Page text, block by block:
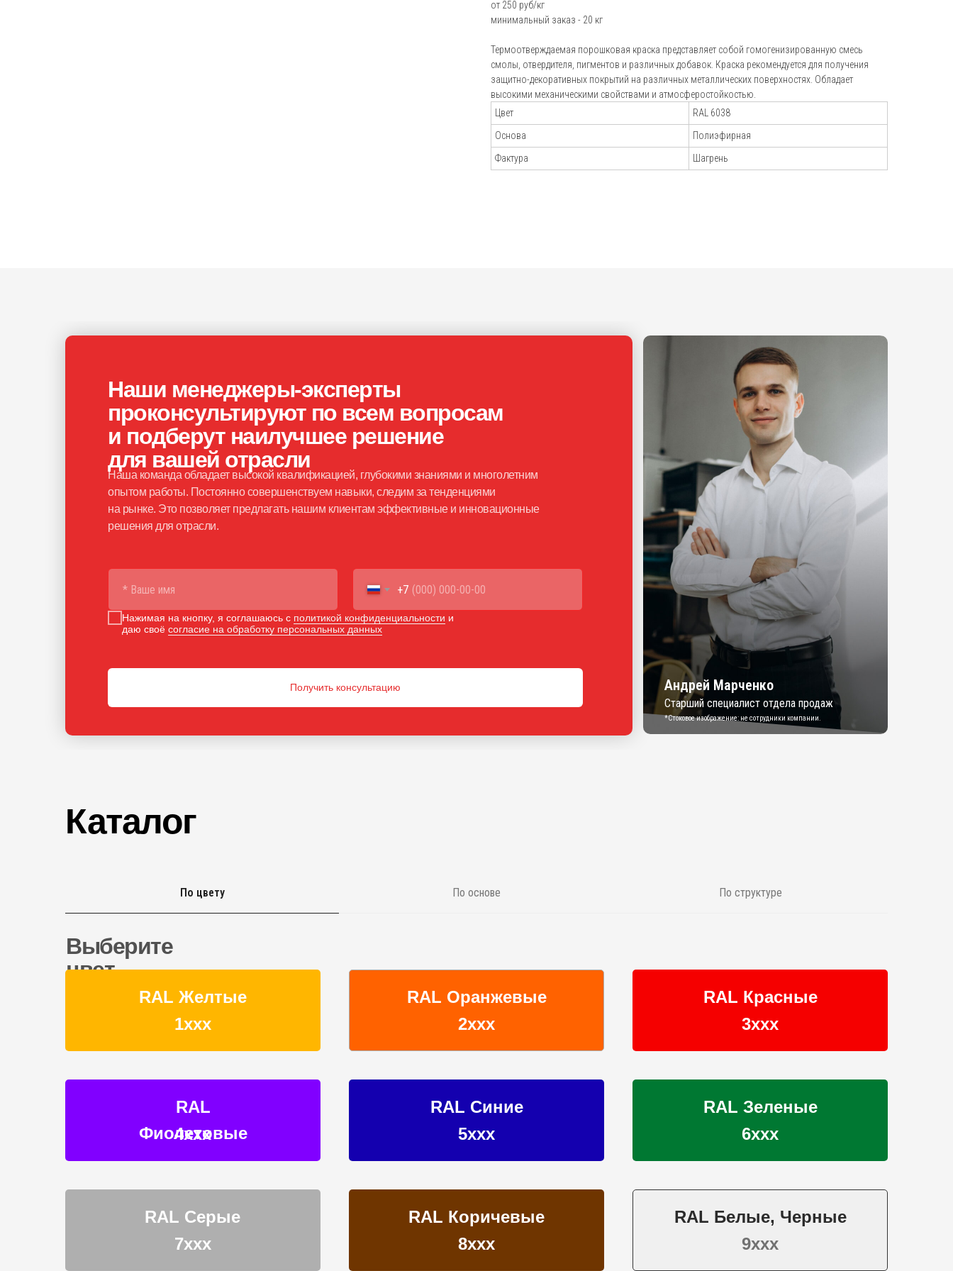
hello@profdek.ru
г. Ярославль, ул. Полушкина роща, д.
16с34
Блог
Подбор
порошковой
краски
Калькулятор
Отзывы
Установки порошковой окраски Electron
от 250 руб/кг
минимальный заказ - 20 кг
Термоотверждаемая порошковая краска представляет собой гомогенизированную смесь
смолы, отвердителя, пигментов и различных добавок. Краска рекомендуется для получения
защитно-декоративных покрытий на различных металлических поверхностях. Обладает
высокими механическими свойствами и атмосферостойкостью.
Цвет
RAL 6038
Основа
Полиэфирная
Фактура
Шагрень
Андрей Марченко
Старший специалист отдела продаж
Наши менеджеры-эксперты
проконсультируют по всем вопросам
и подберут наилучшее решение
для вашей отрасли
Наша команда обладает высокой квалификацией, глубокими знаниями и многолетним
опытом работы. Постоянно совершенствуем навыки, следим за тенденциями
на рынке. Это позволяет предлагать нашим клиентам эффективные и инновационные
решения для отрасли.
+7
Нажимая на кнопку, я соглашаюсь с политикой конфиденциальности и
даю своё согласие на обработку персональных данных
Получить консультацию
*Стоковое изображение: не сотрудники компании.
Каталог
По цвету По основе По структуре
Выберите
цвет
RAL Желтые RAL Оранжевые RAL Красные
RAL
Фиолетовые
RAL Синие RAL Зеленые
RAL Серые RAL Коричевые RAL Белые, Черные
1ххх 2ххх 3ххх
4ххх 5ххх 6ххх
7ххх 8ххх 9ххх